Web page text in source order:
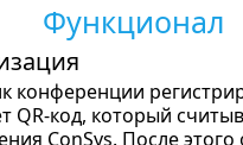
Функционал
конференции
QR-код, который
ConSys. После